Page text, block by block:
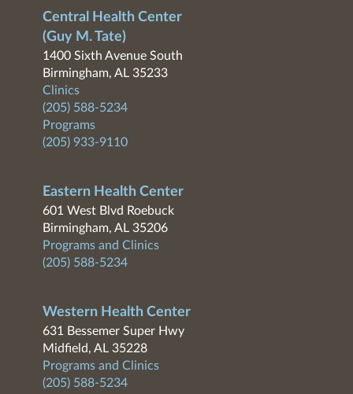
Central Health Center
(Guy M. Tate)
1400 Sixth Avenue South
Birmingham, AL 35233
Clinics
(205) 588-5234
Programs
(205) 933-9110
Eastern Health Center
601 West Blvd Roebuck
Birmingham, AL 35206
Programs and Clinics
(205) 588-5234
Western Health Center
631 Bessemer Super Hwy
Midfield, AL 35228
Programs and Clinics
(205) 588-5234